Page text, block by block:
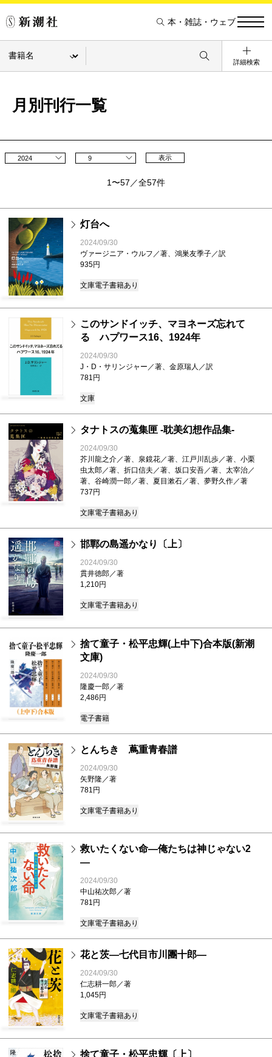
本・雑誌・ウェブ
詳細検索
月別刊行一覧
2024 9 表示
1〜57／全57件
灯台へ
2024/09/30
ヴァージニア・ウルフ／著、鴻巣友季子／訳
935円
文庫電子書籍あり
このサンドイッチ、マヨネーズ忘れて
る ハプワース16、1924年
2024/09/30
J・D・サリンジャー／著、金原瑞人／訳
781円
文庫
タナトスの蒐集匣 -耽美幻想作品集-
2024/09/30
芥川龍之介／著、泉鏡花／著、江戸川乱歩／著、小栗
虫太郎／著、折口信夫／著、坂口安吾／著、太宰治／
著、谷崎潤一郎／著、夏目漱石／著、夢野久作／著
737円
文庫電子書籍あり
邯鄲の島遥かなり〔上〕
2024/09/30
貫井徳郎／著
1,210円
文庫電子書籍あり
捨て童子・松平忠輝(上中下)合本版(新潮
文庫)
2024/09/30
隆慶一郎／著
2,486円
電子書籍
とんちき 蔦重青春譜
2024/09/30
矢野隆／著
781円
文庫電子書籍あり
救いたくない命―俺たちは神じゃない2
―
2024/09/30
中山祐次郎／著
781円
文庫電子書籍あり
花と茨―七代目市川團十郎―
2024/09/30
仁志耕一郎／著
1,045円
文庫電子書籍あり
捨て童子・松平忠輝〔上〕